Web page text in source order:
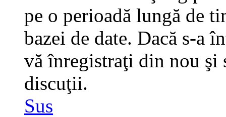
pe o perioadă lungă de
bazei de date. Dacă s-a
vă înregistraţi din nou
discuţii.
Sus